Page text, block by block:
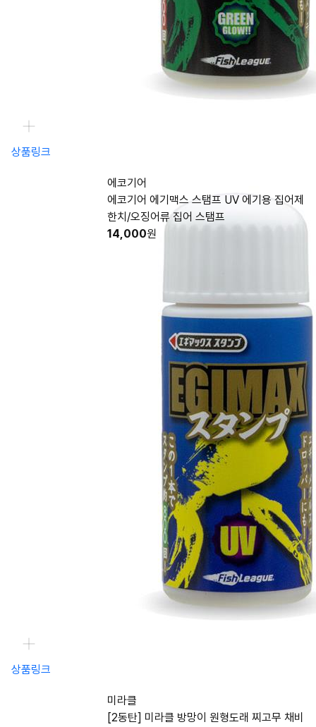
상품링크
에코기어
에코기어 에기맥스 스탬프 UV 에기용 집어제
한치/오징어류 집어 스탬프
14,000원
상품링크
미라클
[2동탄] 미라클 방망이 원형도래 찌고무 채비